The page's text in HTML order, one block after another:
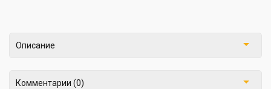
Описание
Комментарии (0)